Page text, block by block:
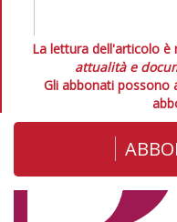
La lettura dell'articolo è
attualità e
Gli abbonati possono